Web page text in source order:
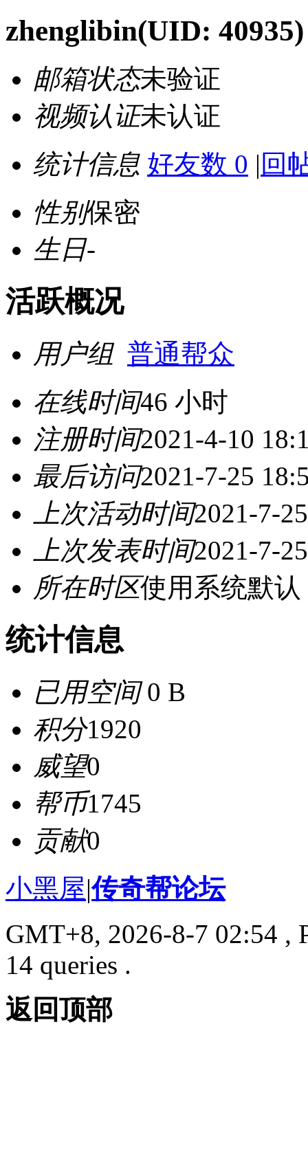
zhenglibin(UID: 40935)
邮箱状态未验证
视频认证未认证
统计信息 好友数 0 | 回
性别保密
生日-
活跃概况
用户组 普通帮众
在线时间46 小时
注册时间2021-4-10
最后访问2021-7-25
上次活动时间2021-7-
上次发表时间2021-7-
所在时区使用系统默认
统计信息
已用空间0 B
积分1920
威望0
帮币1745
贡献0
小黑屋|传奇帮论坛
GMT+8, 2026-8-7 02:54 ,
14 queries .
返回顶部